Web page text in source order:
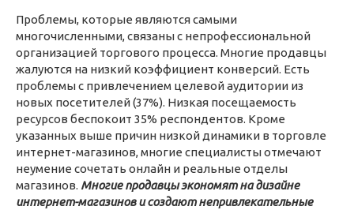
Проблемы, которые являются самыми
многочисленными, связаны с непрофессиональной
организацией торгового процесса. Многие продавцы
жалуются на низкий коэффициент конверсий. Есть
проблемы с привлечением целевой аудитории из
новых посетителей (37%). Низкая посещаемость
ресурсов беспокоит 35% респондентов. Кроме
указанных выше причин низкой динамики в торговле
интернет-магазинов, многие специалисты отмечают
неумение сочетать онлайн и реальные отделы
магазинов. Многие продавцы экономят на дизайне
интернет-магазинов и создают непривлекательные